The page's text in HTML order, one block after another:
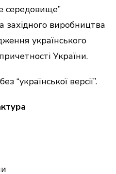
середовище”
західного виробництва
українського
України.
“української версії”.